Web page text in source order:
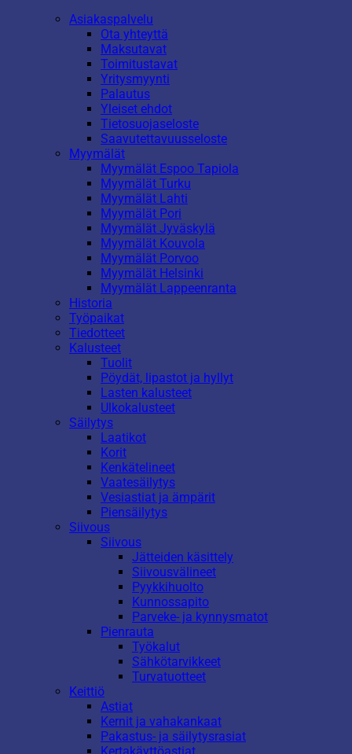
Asiakaspalvelu
Ota yhteyttä
Maksutavat
Toimitustavat
Yritysmyynti
Palautus
Yleiset ehdot
Tietosuojaseloste
Saavutettavuusseloste
Myymälät
Myymälät Espoo Tapiola
Myymälät Turku
Myymälät Lahti
Myymälät Pori
Myymälät Jyväskylä
Myymälät Kouvola
Myymälät Porvoo
Myymälät Helsinki
Myymälät Lappeenranta
Historia
Työpaikat
Tiedotteet
Kalusteet
Tuolit
Pöydät, lipastot ja hyllyt
Lasten kalusteet
Ulkokalusteet
Säilytys
Laatikot
Korit
Kenkätelineet
Vaatesäilytys
Vesiastiat ja ämpärit
Piensäilytys
Siivous
Siivous
Jätteiden käsittely
Siivousvälineet
Pyykkihuolto
Kunnossapito
Parveke- ja kynnysmatot
Pienrauta
Työkalut
Sähkötarvikkeet
Turvatuotteet
Keittiö
Astiat
Kernit ja vahakankaat
Pakastus- ja säilytysrasiat
Kertakäyttöastiat